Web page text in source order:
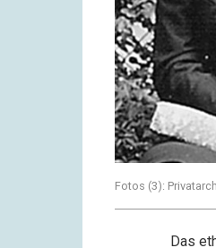
Fotos (3):
Das